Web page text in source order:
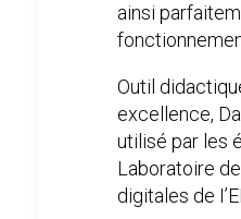
ainsi
Outil
excellence,
utilisé par les
Laboratoire
digitales de